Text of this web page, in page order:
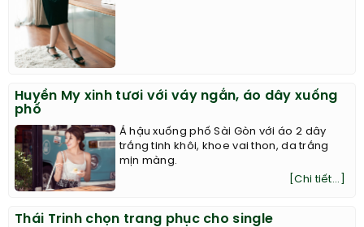
Huyền My xinh tươi với váy ngắn, áo dây xuống
phố
Á hậu xuống phố Sài Gòn với áo 2 dây
trắng tinh khôi, khoe vai thon, da trắng
mịn màng.
[Chi tiết...]
Thái Trinh chọn trang phục cho single